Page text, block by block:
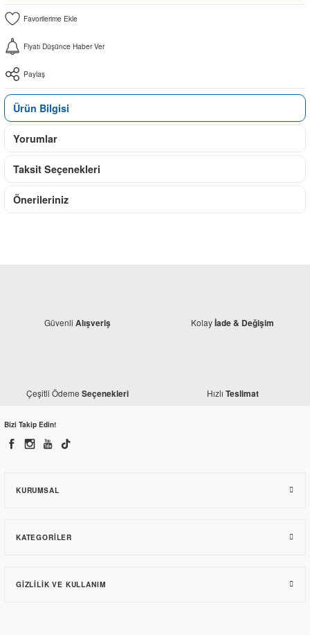
Fiyatı Düşünce Haber Ver
Paylaş
Ürün Bilgisi
Yorumlar
Taksit Seçenekleri
Önerileriniz
Güvenli Alışveriş Kolayİade & Değişim
Çeşitli Ödeme Seçenekleri Hızlı Teslimat
Bizi Takip Edin!
KURUMSAL
KATEGORILER
GIZLILIK VE KULLANIM